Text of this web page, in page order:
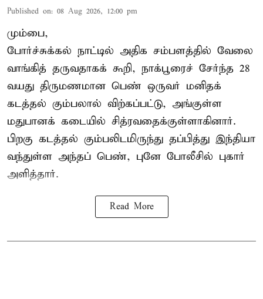
Published on: 08 Aug 2026, 12:00 pm
மும்பை,
போர்ச்சுக்கல் நாட்டில் அதிக சம்பளத்தில் வேலை
வாங்கித் தருவதாகக் கூறி, நாக்பூரைச் சேர்ந்த 28
வயது திருமணமான பெண் ஒருவர் மனிதக்
கடத்தல் கும்பலால் விற்கப்பட்டு, அங்குள்ள
மதுபானக் கடையில் சித்ரவதைக்குள்ளாகினார்.
பிறகு கடத்தல் கும்பலிடமிருந்து தப்பித்து இந்தியா
வந்துள்ள அந்தப் பெண், புனே போலீசில் புகார்
அளித்தார்.
Read More